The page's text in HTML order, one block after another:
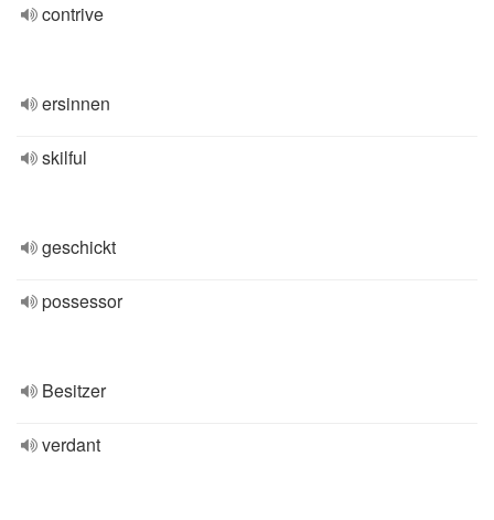
contrive
ersinnen
skilful
geschickt
possessor
Besitzer
verdant